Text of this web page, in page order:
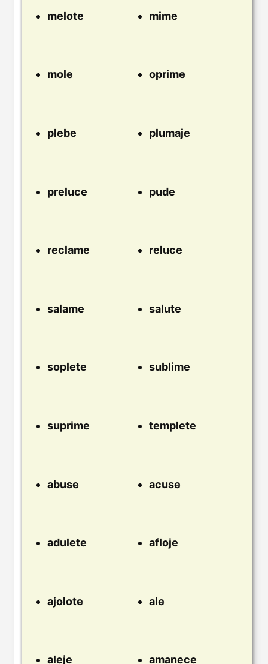
melote mime
mole oprime
plebe plumaje
preluce pude
reclame reluce
salame salute
soplete sublime
suprime templete
abuse acuse
adulete afloje
ajolote ale
aleje amanece